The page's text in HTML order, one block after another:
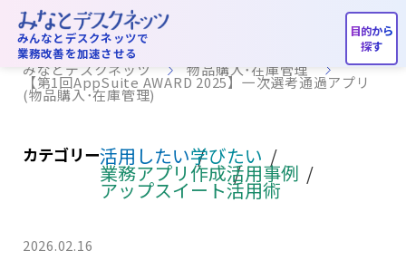
みんなとデスクネッツで
業務改善を加速させる
物品購入･在庫管理
みなとデスクネッツ 物品購入･在庫管理
【第1回AppSuite AWARD 2025】一次選考通過アプリ
(物品購入･在庫管理)
カテゴリー活用したい学びたい
業務アプリ作成活用事例
アップスイート活用術
2026.02.16